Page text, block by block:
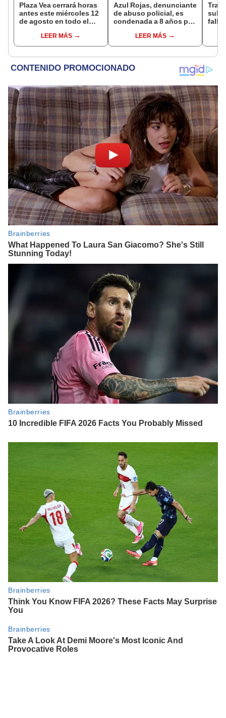
Plaza Vea cerrará horas
antes este miércoles 12
de agosto en todo el
hasta las 7 p.m.
LEER MÁS
Azul Rojas, denunciante
de abuso policial, es
condenada a 8 años por
en TrujilloLEER MÁS
sube